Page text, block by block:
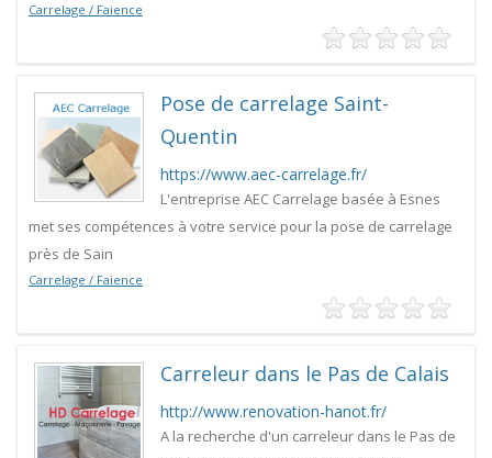
Carrelage / Faience
Pose de carrelage Saint-
Quentin
https://www.aec-carrelage.fr/
L'entreprise AEC Carrelage basée à Esnes
met ses compétences à votre service pour la pose de carrelage
près de Sain
Carrelage / Faience
Carreleur dans le Pas de Calais
http://www.renovation-hanot.fr/
A la recherche d'un carreleur dans le Pas de